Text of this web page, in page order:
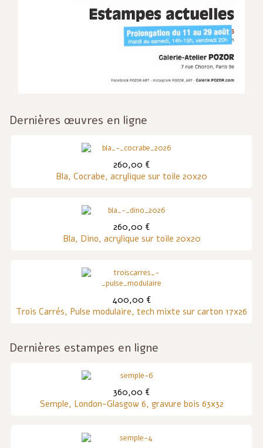
Dernières œuvres en ligne
260,00 €
Bla, Cocrabe, acrylique sur toile 20x20
260,00 €
Bla, Dino, acrylique sur toile 20x20
400,00 €
Trois Carrés, Pulse modulaire, tech mixte sur carton 17x26
Dernières estampes en ligne
360,00 €
Semple, London-Glasgow 6, gravure bois 63x32